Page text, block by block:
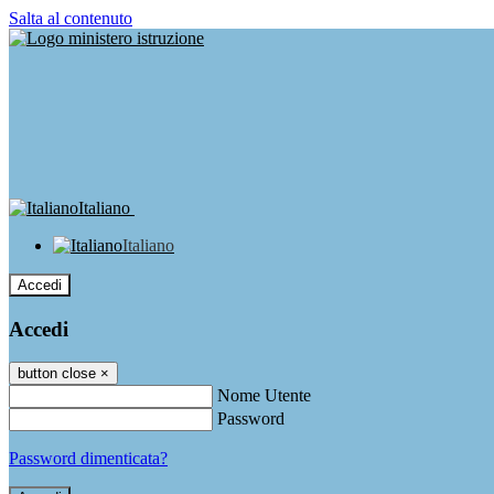
Salta al contenuto
Italiano
Italiano
Accedi
Accedi
button close ×
Nome Utente
Password
Password dimenticata?